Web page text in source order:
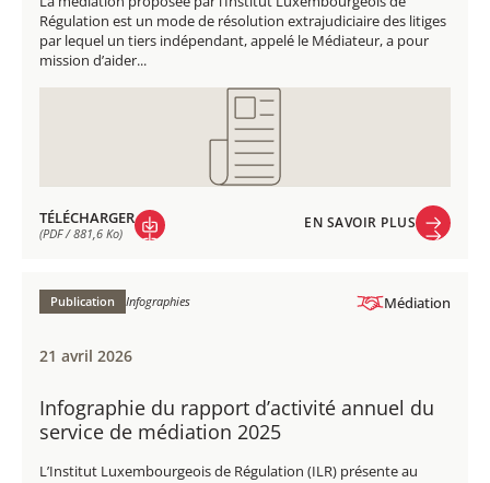
Régulation est un mode de résolution extrajudiciaire des litiges
par lequel un tiers indépendant, appelé le Médiateur, a pour
mission d’aider...
TÉLÉCHARGER
(PDF / 881,6 Ko)
(PDF / 881,6 Ko)
EN SAVOIR PLUS
Publication Infographies Médiation
21 avril 2026
Infographie du rapport d’activité annuel du
service de médiation 2025
L’Institut Luxembourgeois de Régulation (ILR) présente au